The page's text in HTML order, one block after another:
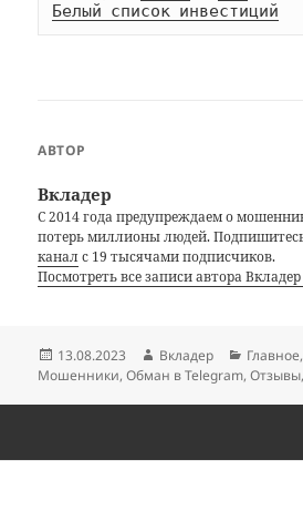
Белый список инвестиций
АВТОР
Вкладер
С 2014 года предупреждаем о
потерь миллионы людей.
каналс 19 тысячами подписчиков.
Посмотреть все записи автора Вкладер
Опубликовано
13.08.2023 Автор
Вкладер Рубрики
Главное
Мошенники,Обман в Telegram,Отзывы,